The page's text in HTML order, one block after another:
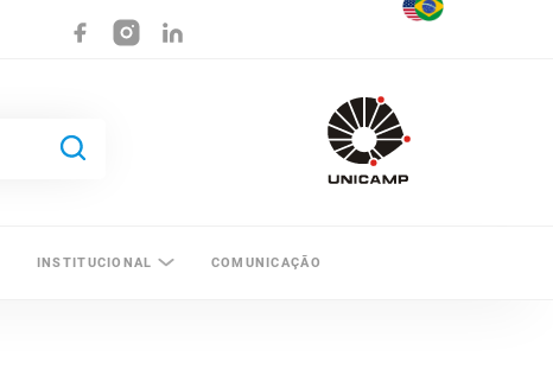
INSTITUCIONAL COMUNICAÇÃO